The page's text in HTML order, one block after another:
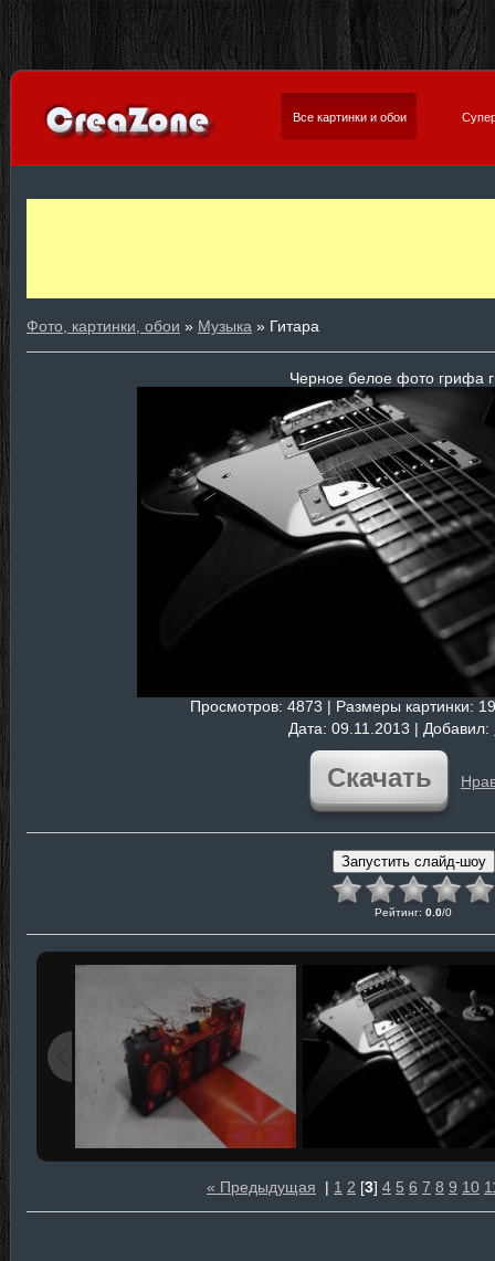
Все картинки и обои
Фото, картинки, обои » Музыка » Гитара
Черное белое фото грифа
Просмотров: 4873 | Размеры картинки:
Дата: 09.11.2013 | Добавил:
Скачать
Рейтинг: 0.0/0
« Предыдущая | 1 2 [3] 4 5 6 7 8 9 10